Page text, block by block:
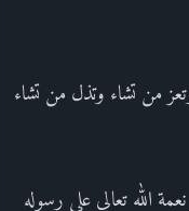
من تشاء وتذل من تشاء
الله تعالى على رسوله